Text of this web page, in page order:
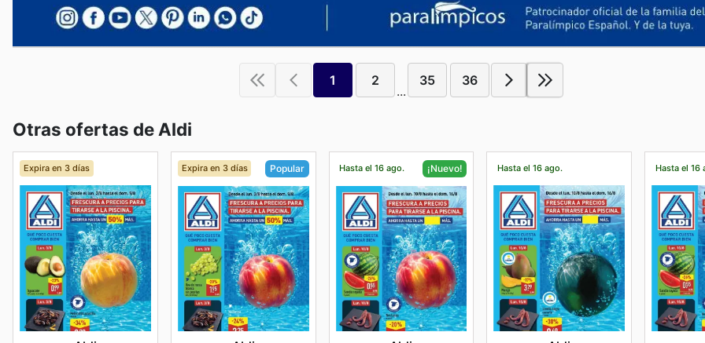
1 2
...
35 36
Otras ofertas de Aldi
Expira en 3 días Expira en 3 días Popular Hasta el 16 ago. ¡Nuevo! Hasta el 16 ago. Hasta el 16